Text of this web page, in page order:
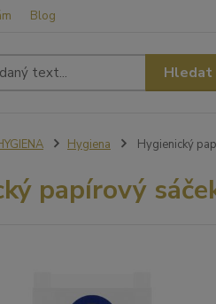
Blog
Hledat
Hygiena Hygienický
papírový